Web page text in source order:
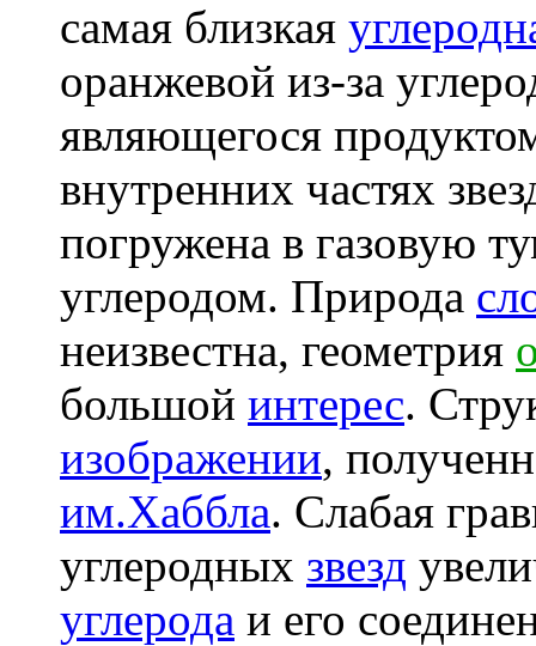
самая близкая
оранжевой из-за
являющегося
внутренних частях
погружена в газовую
углеродом. Природа
неизвестна, геометрия
большой интерес.
изображении,
им.Хаббла. Слабая
углеродных звезд
углерода и его